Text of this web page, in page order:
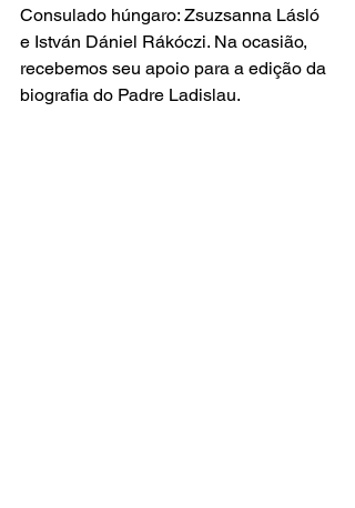
Consulado húngaro: Zsuzsanna Lásló
e István Dániel Rákóczi. Na ocasião,
recebemos seu apoio para a edição da
biografia do Padre Ladislau.